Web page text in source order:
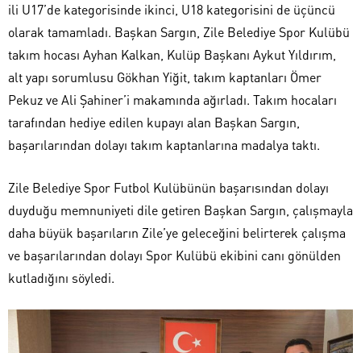
ili U17’de kategorisinde ikinci, U18 kategorisini de üçüncü
olarak tamamladı. Başkan Sargın, Zile Belediye Spor Kulübü
takım hocası Ayhan Kalkan, Kulüp Başkanı Aykut Yıldırım,
alt yapı sorumlusu Gökhan Yiğit, takım kaptanları Ömer
Pekuz ve Ali Şahiner’i makamında ağırladı. Takım hocaları
tarafından hediye edilen kupayı alan Başkan Sargın,
başarılarından dolayı takım kaptanlarına madalya taktı.
Zile Belediye Spor Futbol Kulübünün başarısından dolayı
duyduğu memnuniyeti dile getiren Başkan Sargın, çalışmayla
daha büyük başarıların Zile’ye geleceğini belirterek çalışma
ve başarılarından dolayı Spor Kulübü ekibini canı gönülden
kutladığını söyledi.